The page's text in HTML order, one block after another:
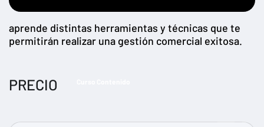
aprende distintas herramientas y técnicas que te
permitirán realizar una gestión comercial exitosa.
PRECIO